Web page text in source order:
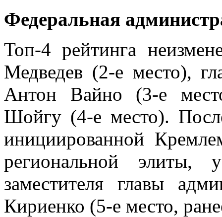
Федеральная
Топ-4 рейтинга
Медведев (2-е место),
Антон Вайно (3-е
Шойгу (4-е место).
инициированной
региональной элиты,
заместителя главы
Кириенко (5-е место,